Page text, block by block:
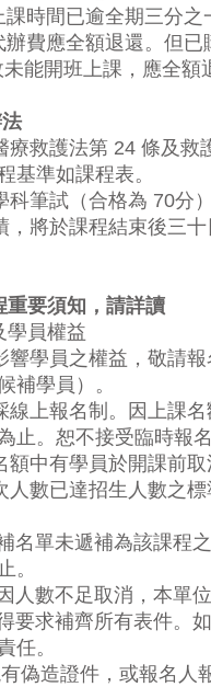
課時間已逾全期三分之
辦費應全額退還。但已
能開班上課，應全額
療救護法第 24 條及救
基準如課程表。
科筆試（合格為 70分
，將於課程結束後三
重要須知，請詳讀
學員權益
響學員之權益，敬請
補學員）。
線上報名制。因上課
止。恕不接受臨時報
額中有學員於開課前
人數已達招生人數之
名單未遞補為該課程
。
人數不足取消，本單
要求補齊所有表件。
任。
偽造證件，或報名人